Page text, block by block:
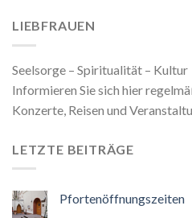
LIEBFRAUEN
Seelsorge – Spiritualität – Kultur
Informieren Sie sich hier
Konzerte, Reisen und
LETZTE BEITRÄGE
Pfortenöffnungszeiten